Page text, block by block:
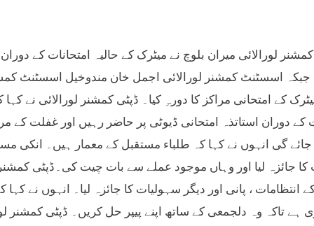
لورالائی میران بلوچ نے میٹرک کے حالیہ امتحانات کے
جبکہ اسسٹنٹ کمشنر لورالائی اجمل خان مندوخیل اسسٹنٹ
کے امتحانی مراکز کا دورہِ کیا۔ ڈپٹی کمشنر لورالائی نے
کے دوران استاتذہ امتحانی ڈیوٹی پر حاضر رہیں اور غفلت
جائے گی انہوں نے کہا کہ طلباء مستقبل کے معمار ہیں۔ انکی
کا جائزہ لیا اور وہاں موجود عملے سے بات چیت کی۔ڈپٹی
کے انتظامات ، پانی اور دیگر سہولیات کا جائزہ لیا۔ انہوں نے
ہے تاکہ وہ دلجمعی کے ساتھ اپنے پیپر حل کریں۔ ڈپٹی کمشنر